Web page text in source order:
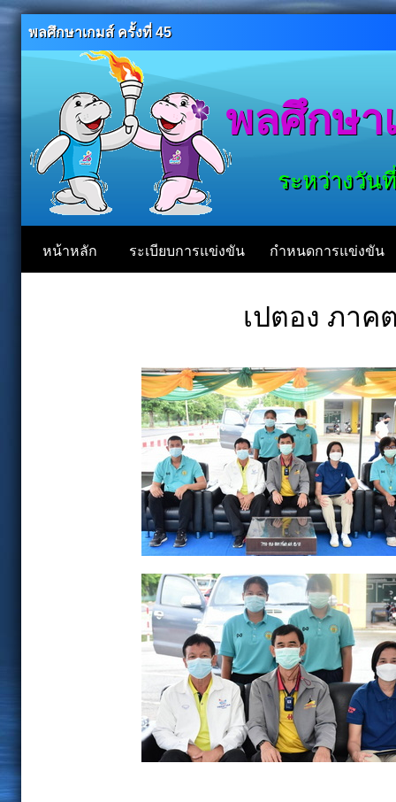
พลศึกษาเกมส์ ครั้งที่ 45
พลศึกษา
ระหว่างวัน
หน้าหลัก ระเบียบการแข่งขัน กำหนดการแข่งขัน
เปตอง ภาค